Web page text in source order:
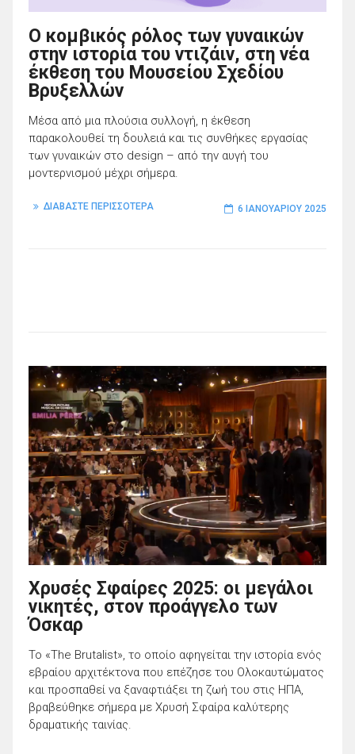
Ο κομβικός ρόλος των γυναικών
στην ιστορία του ντιζάιν, στη νέα
έκθεση του Μουσείου Σχεδίου
Βρυξελλών
Μέσα από μια πλούσια συλλογή, η έκθεση
παρακολουθεί τη δουλειά και τις συνθήκες εργασίας
των γυναικών στο design – από την αυγή του
μοντερνισμού μέχρι σήμερα.
ΔΙΑΒΑΣΤΕ ΠΕΡΙΣΣΟΤΕΡΑ 6 ΙΑΝΟΥΑΡΊΟΥ 2025
Χρυσές Σφαίρες 2025: οι μεγάλοι
νικητές, στον προάγγελο των
Όσκαρ
Το «The Brutalist», το οποίο αφηγείται την ιστορία ενός
εβραίου αρχιτέκτονα που επέζησε του Ολοκαυτώματος
και προσπαθεί να ξαναφτιάξει τη ζωή του στις ΗΠΑ,
βραβεύθηκε σήμερα με Χρυσή Σφαίρα καλύτερης
δραματικής ταινίας.